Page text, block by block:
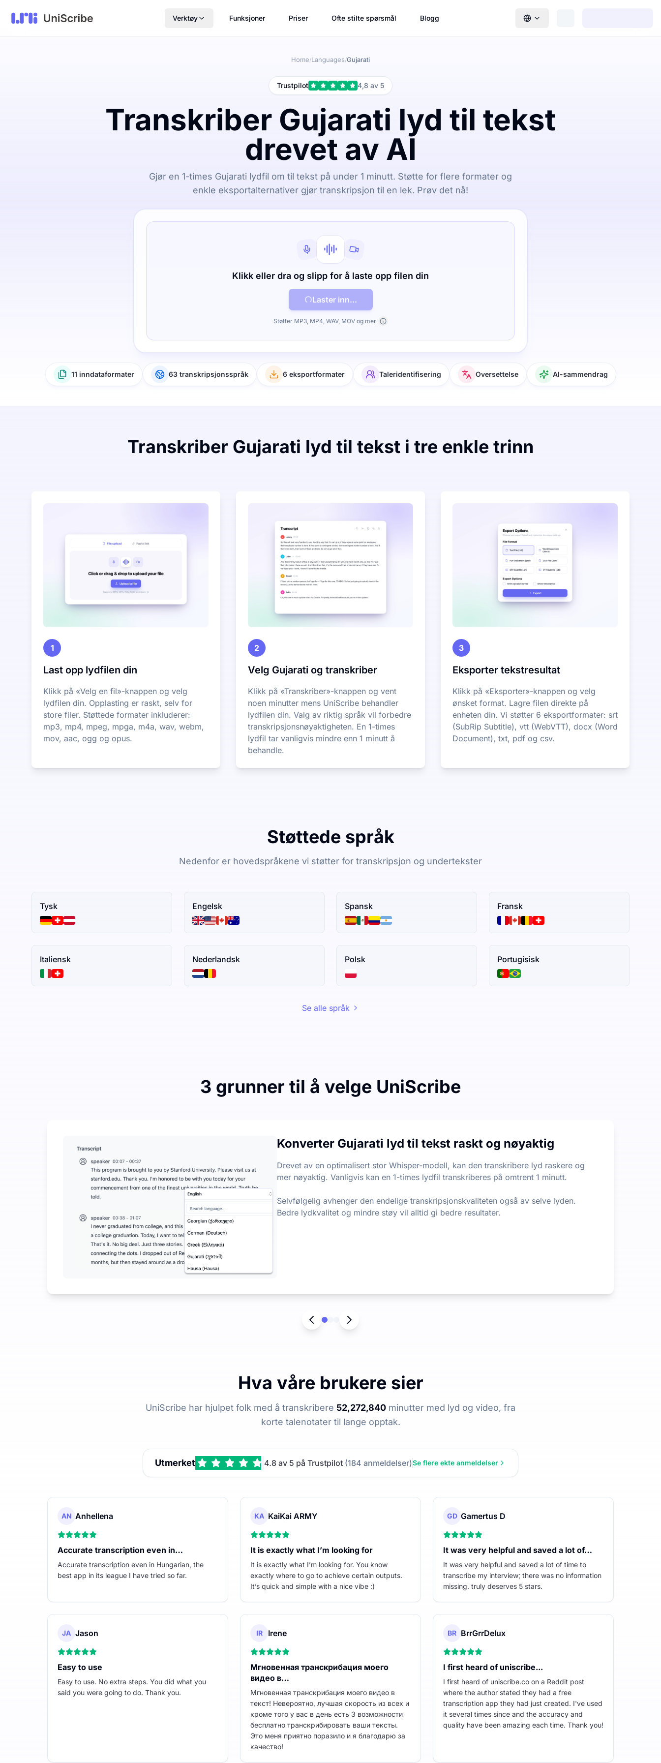
Verktøy Funksjoner Priser Ofte stilte spørsmål Blogg
Home/Languages/Gujarati
Trustpilot 4,8 av 5
Transkriber Gujarati lyd til tekst
drevet av AI
Gjør en 1-times Gujarati lydfil om til tekst på under 1 minutt. Støtte for flere formater og
enkle eksportalternativer gjør transkripsjon til en lek. Prøv det nå!
Klikk eller dra og slipp for å laste opp filen din
Laster inn...
Støtter MP3, MP4, WAV, MOV og mer
11 inndataformater 63 transkripsjonsspråk 6 eksportformater Taleridentifisering Oversettelse AI-sammendrag
Transkriber Gujarati lyd til tekst i tre enkle trinn
1
Last opp lydfilen din
Klikk på «Velg en fil»-knappen og velg
lydfilen din. Opplasting er raskt, selv for
store filer. Støttede formater inkluderer:
mp3, mp4, mpeg, mpga, m4a, wav, webm,
mov, aac, ogg og opus.
2
Velg Gujarati og transkriber
Klikk på «Transkriber»-knappen og vent
noen minutter mens UniScribe behandler
lydfilen din. Valg av riktig språk vil forbedre
transkripsjonsnøyaktigheten. En 1-times
lydfil tar vanligvis mindre enn 1 minutt å
behandle.
3
Eksporter tekstresultat
Klikk på «Eksporter»-knappen og velg
ønsket format. Lagre filen direkte på
enheten din. Vi støtter 6 eksportformater: srt
(SubRip Subtitle), vtt (WebVTT), docx (Word
Document), txt, pdf og csv.
Støttede språk
Nedenfor er hovedspråkene vi støtter for transkripsjon og undertekster
Tysk Engelsk Spansk Fransk
Italiensk Nederlandsk Polsk Portugisisk
Se alle språk
3 grunner til å velge UniScribe
UniScribe tilbyr 120 minutter med gratis transkripsjon hver måned, med en daglig grense på 3 filer. Det er ingen begrensning på filens lengde eller størrelse, noe
Flere AI-funksjoner tilgjengelig utover lyd-til-tekst
Generer automatisk sammendrag, tankekart og nøkkelpunkter fra lyd- og videofiler, slik at du raskt kan hente ut den viktigste informasjonen fra langt innhold. Det er
Konverter Gujarati lyd til tekst raskt og nøyaktig
Drevet av en optimalisert stor Whisper-modell, kan den transkribere lyd raskere og
mer nøyaktig. Vanligvis kan en 1-times lydfil transkriberes på omtrent 1 minutt.
Selvfølgelig avhenger den endelige transkripsjonskvaliteten også av selve lyden.
Bedre lydkvalitet og mindre støy vil alltid gi bedre resultater.
Hva våre brukere sier
UniScribe har hjulpet folk med å transkribere 52,272,840 minutter med lyd og video, fra
korte talenotater til lange opptak.
Utmerket 4.8 av 5 på Trustpilot (184 anmeldelser)Se flere ekte anmeldelser
AN Anhellena
Accurate transcription even in…
Accurate transcription even in Hungarian, the
best app in its league I have tried so far.
KA KaiKai ARMY
It is exactly what I’m looking for
It is exactly what I’m looking for. You know
exactly where to go to achieve certain outputs.
It’s quick and simple with a nice vibe :)
GD Gamertus D
It was very helpful and saved a lot of…
It was very helpful and saved a lot of time to
transcribe my interview; there was no information
missing. truly deserves 5 stars.
JA Jason
Easy to use
Easy to use. No extra steps. You did what you
said you were going to do. Thank you.
IR Irene
Мгновенная транскрибация моего
видео в…
Мгновенная транскрибация моего видео в
текст! Невероятно, лучшая скорость из всех и
кроме того у вас в день есть 3 возможности
бесплатно транскрибировать ваши тексты.
Это меня приятно поразило и я благодарю за
качество!
BR BrrGrrDelux
I first heard of uniscribe...
I first heard of uniscribe.co on a Reddit post
where the author stated they had a free
transcription app they had just created. I've used
it several times since and the accuracy and
quality have been amazing each time. Thank you!